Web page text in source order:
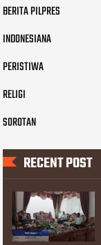
BERITA PILPRES
INDONESIANA
PERISTIWA
RELIGI
SOROTAN
RECENT POST